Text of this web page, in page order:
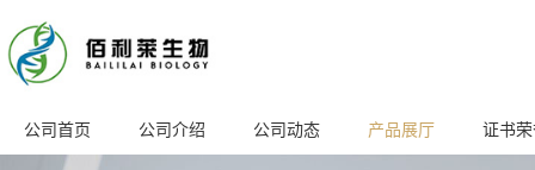
公司首页 公司介绍 公司动态 产品展厅 证书